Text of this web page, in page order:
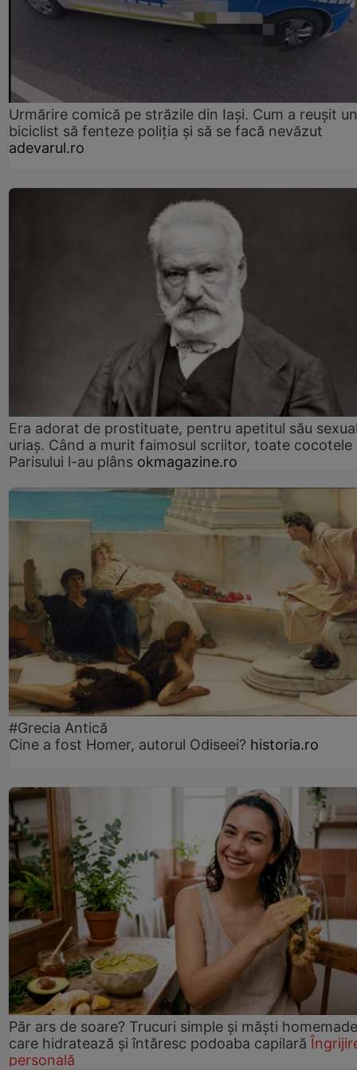
Urmărire comică pe străzile din Iași. Cum a reușit un
biciclist să fenteze poliția și să se facă nevăzut
adevarul.ro
Era adorat de prostituate, pentru apetitul său
uriaș. Când a murit faimosul scriitor, toate cocotele
Parisului l-au plâns okmagazine.ro
#Grecia Antică
Cine a fost Homer, autorul Odiseei? historia.ro
Păr ars de soare? Trucuri simple și măști homemade
care hidratează și întăresc podoaba capilară
personală